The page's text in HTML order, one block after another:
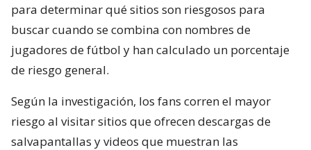
para determinar qué sitios son riesgosos para
buscar cuando se combina con nombres de
jugadores de fútbol y han calculado un porcentaje
de riesgo general.
Según la investigación, los fans corren el mayor
riesgo al visitar sitios que ofrecen descargas de
salvapantallas y videos que muestran las